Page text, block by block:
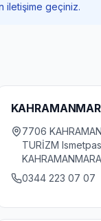
iletişime geçiniz.
7706
TURİZM
0344 223 07 07